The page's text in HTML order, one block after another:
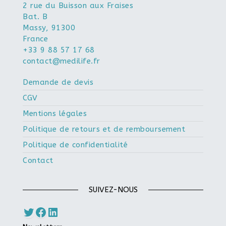
2 rue du Buisson aux Fraises
Bat. B
Massy, 91300
France
+33 9 88 57 17 68
contact@medilife.fr
Demande de devis
CGV
Mentions légales
Politique de retours et de remboursement
Politique de confidentialité
Contact
SUIVEZ-NOUS
Twitter
Facebook
LinkedIn